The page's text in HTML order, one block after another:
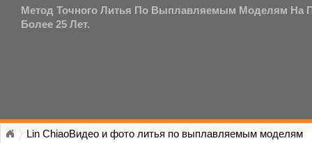
Метод Точного Литья По Выплавляемым Моделям На
Более 25 Лет.
Lin ChiaoВидео и фото литья по выплавляемым моделям